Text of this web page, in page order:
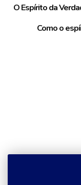
O Espírito da
Como o